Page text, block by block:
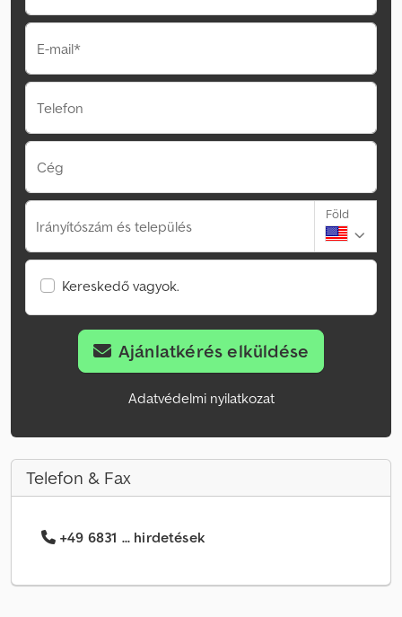
E-mail*
Telefon
Cég
Irányítószám és település
Föld
Kereskedő vagyok.
Ajánlatkérés elküldése
Adatvédelmi nyilatkozat
Telefon & Fax
+49 6831 ... hirdetések